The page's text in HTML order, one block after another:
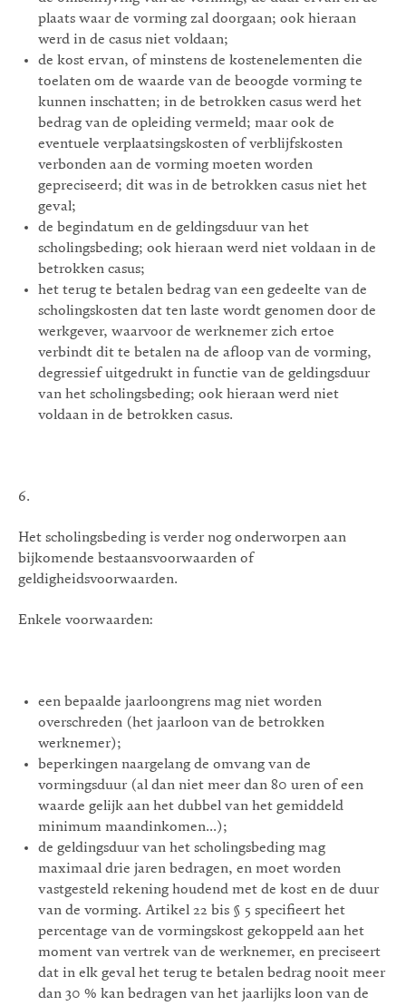
plaats waar de vorming zal doorgaan; ook hieraan
werd in de casus niet voldaan;
de kost ervan, of minstens de kostenelementen die
toelaten om de waarde van de beoogde vorming te
kunnen inschatten; in de betrokken casus werd het
bedrag van de opleiding vermeld; maar ook de
eventuele verplaatsingskosten of verblijfskosten
verbonden aan de vorming moeten worden
gepreciseerd; dit was in de betrokken casus niet het
geval;
de begindatum en de geldingsduur van het
scholingsbeding; ook hieraan werd niet voldaan in de
betrokken casus;
het terug te betalen bedrag van een gedeelte van de
scholingskosten dat ten laste wordt genomen door de
werkgever, waarvoor de werknemer zich ertoe
verbindt dit te betalen na de afloop van de vorming,
degressief uitgedrukt in functie van de geldingsduur
van het scholingsbeding; ook hieraan werd niet
voldaan in de betrokken casus.
6.
Het scholingsbeding is verder nog onderworpen aan
bijkomende bestaansvoorwaarden of
geldigheidsvoorwaarden.
Enkele voorwaarden:
een bepaalde jaarloongrens mag niet worden
overschreden (het jaarloon van de betrokken
werknemer);
beperkingen naargelang de omvang van de
vormingsduur (al dan niet meer dan 80 uren of een
waarde gelijk aan het dubbel van het gemiddeld
minimum maandinkomen...);
de geldingsduur van het scholingsbeding mag
maximaal drie jaren bedragen, en moet worden
vastgesteld rekening houdend met de kost en de duur
van de vorming. Artikel 22 bis § 5 specifieert het
percentage van de vormingskost gekoppeld aan het
moment van vertrek van de werknemer, en preciseert
dat in elk geval het terug te betalen bedrag nooit meer
dan 30 % kan bedragen van het jaarlijks loon van de